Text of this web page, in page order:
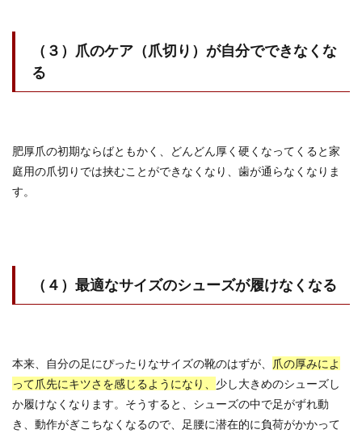
（３）爪のケア（爪切り）が自分でできなくな
る
肥厚爪の初期ならばともかく、どんどん厚く硬くなってくると家
庭用の爪切りでは挟むことができなくなり、歯が通らなくなりま
す。
（４）最適なサイズのシューズが履けなくなる
本来、自分の足にぴったりなサイズの靴のはずが、
爪の厚みによ
って爪先にキツさを感じるようになり、 少し大きめのシューズし
か履けなくなります。そうすると、シューズの中で足がずれ動
き、動作がぎこちなくなるので、足腰に潜在的に負荷がかかって